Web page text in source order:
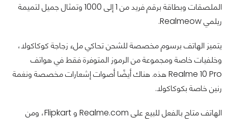
الملصقات وبطاقة برقم فريد من 1 إلى 1000 وتمثال جميل لتميمة
ريلمي Realmeow.
يتميز الهاتف برسوم مخصصة للشحن تحاكي ملء زجاجة كوكاكولا،
وخلفيات خاصة ومجموعة من الرموز المتوفرة فقط في هواتف
Realme 10 Pro هذه. هناك أيضًا أصوات إشعارات مخصصة ونغمة
رنين خاصة بكوكاكولا.
الهاتف متاح بالفعل للبيع على Realme.com و Flipkart، ومن